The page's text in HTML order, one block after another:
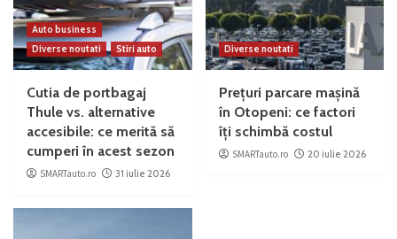
Auto business
Diverse noutati
Stiri auto
Cutia de portbagaj
Thule vs. alternative
accesibile: ce merită să
cumperi în acest sezon
SMARTauto.ro 31 iulie 2026
Diverse noutati
Prețuri parcare mașină
în Otopeni: ce factori
îți schimbă costul
SMARTauto.ro 20 iulie 2026